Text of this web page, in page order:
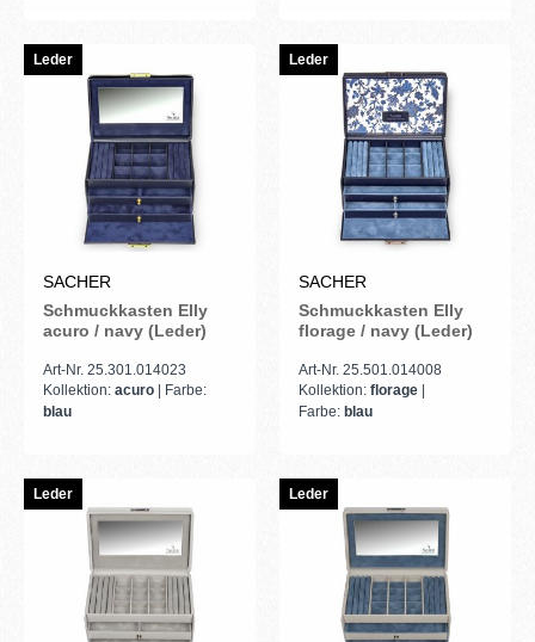
Leder
SACHER
Schmuckkasten Elly
acuro / navy (Leder)
Art-Nr. 25.301.014023
Kollektion: acuro
| Farbe:
blau
Leder
SACHER
Schmuckkasten Elly
florage / navy (Leder)
Art-Nr. 25.501.014008
Kollektion: florage
Farbe: blau
Leder Leder